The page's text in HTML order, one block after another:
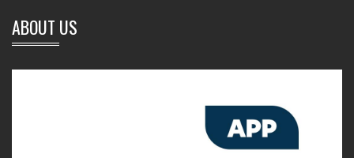
ABOUT US